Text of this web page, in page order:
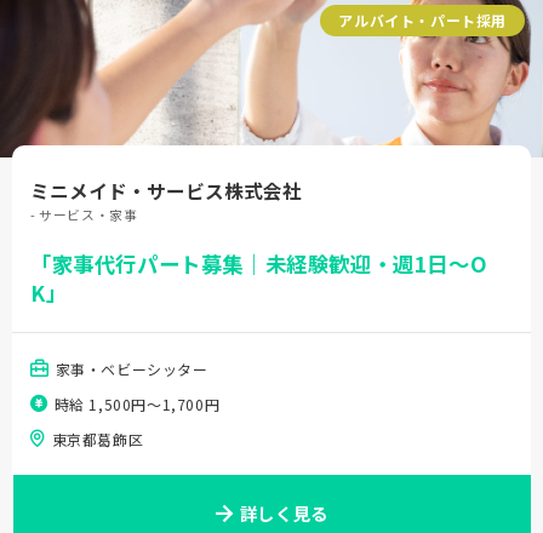
アルバイト・パート採用
ミニメイド・サービス株式会社
- サービス・家事
「家事代行パート募集｜未経験歓迎・週1日～O
K」
家事・ベビーシッター
時給 1,500円〜1,700円
東京都葛飾区
詳しく見る